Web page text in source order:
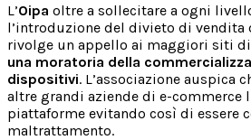
L’Oipa oltre a sollecitare a ogni
l’introduzione del divieto di
rivolge un appello ai maggiori siti
una moratoria della
dispositivi. L’associazione auspica
altre grandi aziende di e-
piattaforme evitando così di essere
maltrattamento.